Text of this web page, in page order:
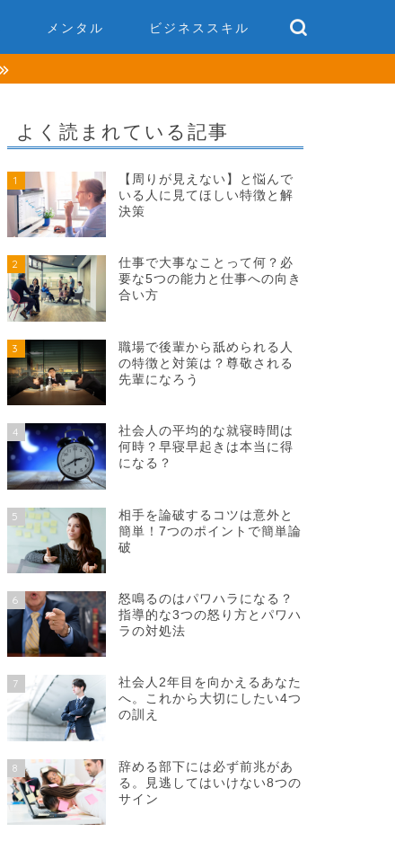
メンタル ビジネススキル
よく読まれている記事
1
【周りが見えない】と悩んで
いる人に見てほしい特徴と解
決策
2
仕事で大事なことって何？必
要な5つの能力と仕事への向き
合い方
3
職場で後輩から舐められる人
の特徴と対策は？尊敬される
先輩になろう
4
社会人の平均的な就寝時間は
何時？早寝早起きは本当に得
になる？
5
相手を論破するコツは意外と
簡単！7つのポイントで簡単論
破
6
怒鳴るのはパワハラになる？
指導的な3つの怒り方とパワハ
ラの対処法
7
社会人2年目を向かえるあなた
へ。これから大切にしたい4つ
の訓え
8
辞める部下には必ず前兆があ
る。見逃してはいけない8つの
サイン